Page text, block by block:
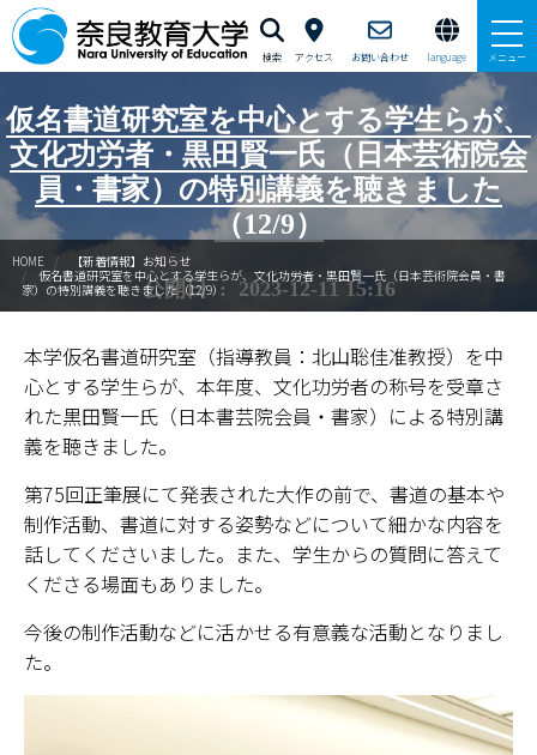
検索 アクセス お問い合わせ language メニュー
本学で学びたい方へ
在学生の方へ
卒業生・修了生の方、現職教員の方へ
自治体・企業の方へ
一般・地域の方へ
教職員の方へ
入試情報
学部・大学院
進路・就職
教育・学生生活
仮名書道研究室を中心とする学生らが、
文化功労者・黒田賢一氏（日本芸術院会
員・書家）の特別講義を聴きました
（12/9）
公開日 : 2023-12-11 15:16
HOME
【新着情報】お知らせ
仮名書道研究室を中心とする学生らが、文化功労者・黒田賢一氏（日本芸術院会員・書
家）の特別講義を聴きました（12/9）
本学仮名書道研究室（指導教員：北山聡佳准教授）を中
心とする学生らが、本年度、文化功労者の称号を受章さ
れた黒田賢一氏（日本書芸院会員・書家）による特別講
義を聴きました。
第75回正筆展にて発表された大作の前で、書道の基本や
制作活動、書道に対する姿勢などについて細かな内容を
話してくださいました。また、学生からの質問に答えて
くださる場面もありました。
今後の制作活動などに活かせる有意義な活動となりまし
た。